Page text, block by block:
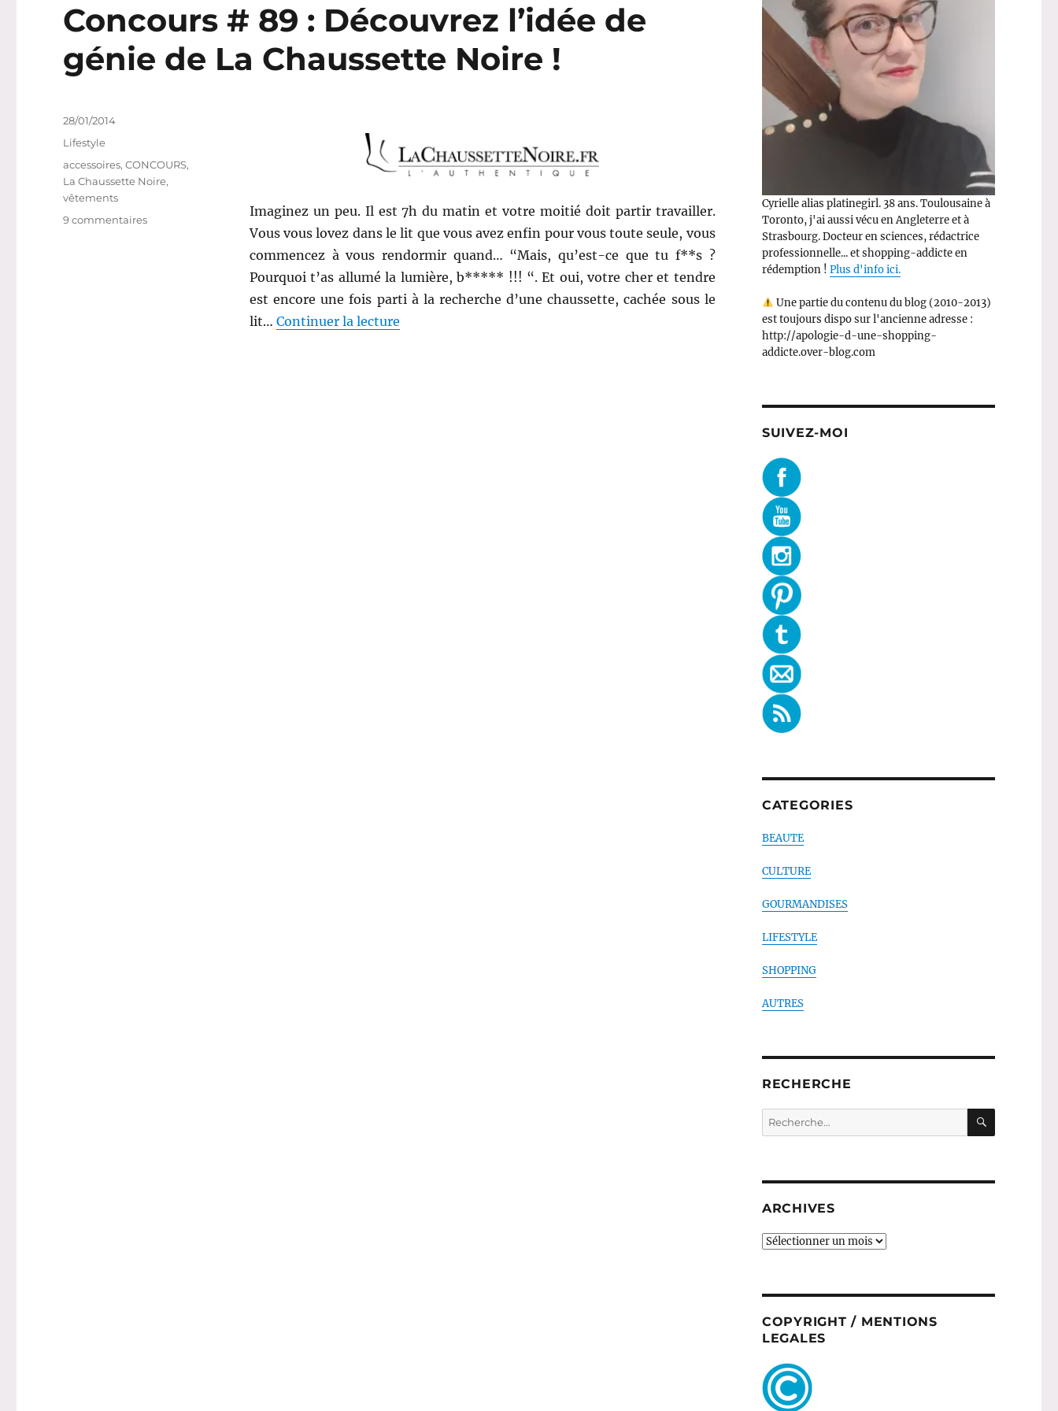
Concours # 89 : Découvrez l’idée de
génie de La Chaussette Noire !
Imaginez un peu. Il est 7h du matin et votre moitié doit partir travailler.
Vous vous lovez dans le lit que vous avez enfin pour vous toute seule, vous
commencez à vous rendormir quand… “Mais, qu’est-ce que tu f**s ?
Pourquoi t’as allumé la lumière, b***** !!! “. Et oui, votre cher et tendre
est encore une fois parti à la recherche d’une chaussette, cachée sous le
lit… Continuer la lecturede « Concours # 89 : Découvrez l’idée de génie de La Chaussette Noire ! »
Publié
le
28/01/2014
Catégories
Lifestyle
Étiquettes
accessoires,CONCOURS,
La Chaussette Noire,
vêtements
9 commentairessur
Cyrielle alias platinegirl. 38 ans. Toulousaine à
Toronto, j'ai aussi vécu en Angleterre et à
Strasbourg. Docteur en sciences, rédactrice
professionnelle... et shopping-addicte en
rédemption ! Plus d'info ici.
Une partie du contenu du blog (2010-2013)
est toujours dispo sur l'ancienne adresse :
http://apologie-d-une-shopping-
addicte.over-blog.com
SUIVEZ-MOI
CATEGORIES
BEAUTE
CULTURE
GOURMANDISES
LIFESTYLE
SHOPPING
AUTRES
RECHERCHE
Recherche
pour :
ARCHIVES
ARCHIVES
COPYRIGHT / MENTIONS
LEGALES